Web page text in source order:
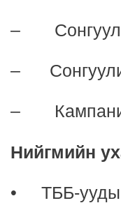
–
–
–
Нийгмийн
• ТББ-уудын